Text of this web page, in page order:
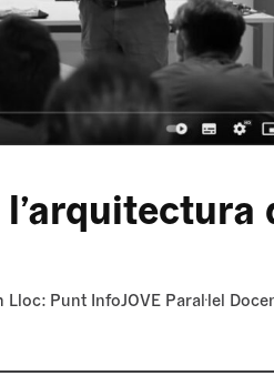
Punt InfoJOVE Paral·lel